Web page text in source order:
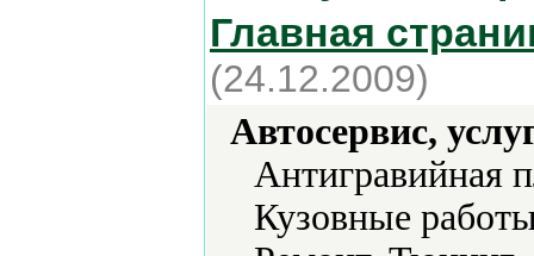
Главная
(24.12.2009)
Автосервис,
Антигравийная
Кузовные